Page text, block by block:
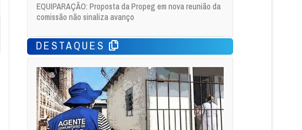
EQUIPARAÇÃO: Proposta da Propeg em nova reunião da
comissão não sinaliza avanço
DESTAQUES